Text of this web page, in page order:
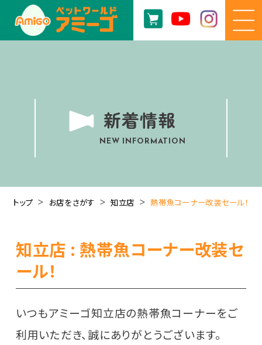
新着情報
NEW INFORMATION
トップ お店をさがす 知立店 熱帯魚コーナー改装セール！
知立店 : 熱帯魚コーナー改装セ
ール！
いつもアミーゴ知立店の熱帯魚コーナーをご
利用いただき、誠にありがとうございます。